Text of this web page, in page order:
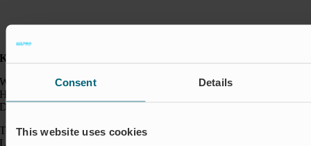
Consent Details
This website uses cookies
Kontakt:
Wapro A/S
Hjorslevvej 27,
DK-5450 Otterup
Telefon: +45 64 82 40 00
Logistik: +45 64 82 40 00